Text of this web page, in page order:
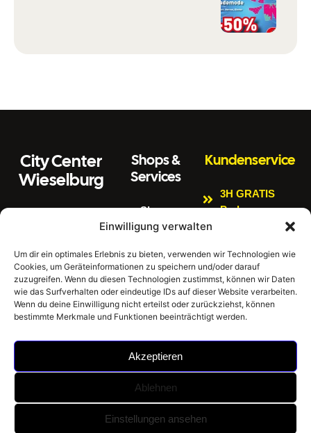
Einwilligung verwalten
Um dir ein optimales Erlebnis zu bieten, verwenden wir Technologien wie
Cookies, um Geräteinformationen zu speichern und/oder darauf
zuzugreifen. Wenn du diesen Technologien zustimmst, können wir Daten
wie das Surfverhalten oder eindeutige IDs auf dieser Website verarbeiten.
Wenn du deine Einwilligung nicht erteilst oder zurückziehst, können
bestimmte Merkmale und Funktionen beeinträchtigt werden.
Akzeptieren
Ablehnen
Einstellungen ansehen
City Center
Wieselburg
3250 Wieselburg
Tel: 0664 4407889
E
m
ai
l:
office@citycenter
wieselburg.at
Sonntag 8:00 Uhr
Shops &
Services
Shops
Citycenter
Newsletter
Impressum
Datenschutzerklär
ung
Hausordnung
Kundenservice
3H GRATIS
Parken
Kinderspielbere
Bankomat
Gratis W-LAN
E-Tankstellen
2026
City Center Wieselburg -
Umsetzung: BrainStorm